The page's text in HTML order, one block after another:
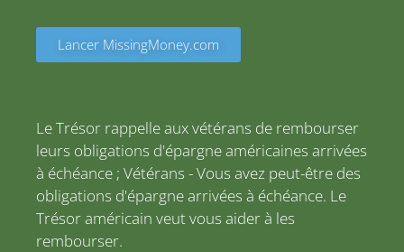
Lancer MissingMoney.com
Le Trésor rappelle aux vétérans de rembourser
leurs obligations d'épargne américaines arrivées
à échéance ; Vétérans - Vous avez peut-être des
obligations d'épargne arrivées à échéance. Le
Trésor américain veut vous aider à les
rembourser.